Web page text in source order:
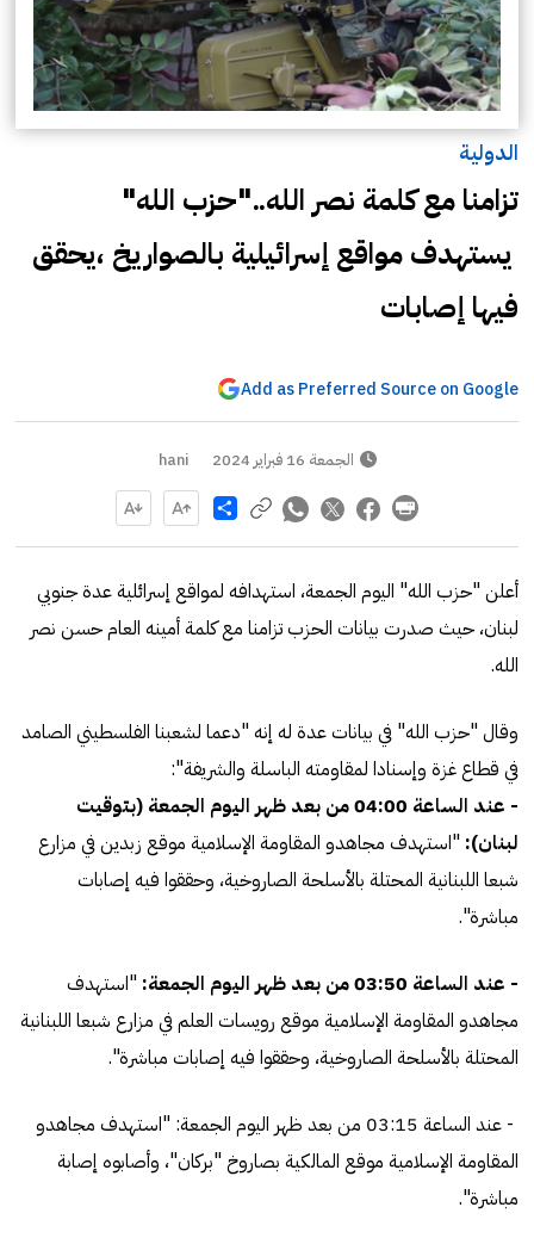
الدولية
تزامنا مع كلمة نصر الله.."حزب الله"
يستهدف مواقع إسرائيلية بالصواريخ ،يحقق
فيها إصابات
Add as Preferred Source on Google
الجمعة 16 فبراير 2024 hani
Share
أعلن "حزب الله" اليوم الجمعة، استهدافه لمواقع إسرائلية عدة جنوبي
لبنان، حيث صدرت بيانات الحزب تزامنا مع كلمة أمينه العام حسن نصر
الله.
وقال "حزب الله" في بيانات عدة له إنه "دعما لشعبنا الفلسطيني الصامد
في قطاع غزة وإسنادا لمقاومته الباسلة ‌‌‌‏والشريفة":
- عند الساعة 04:00 من بعد ظهر اليوم الجمعة (بتوقيت
لبنان): "استهدف ‌‌‏مجاهدو المقاومة الإسلامية ‏موقع ‏زبدين في مزارع
شبعا اللبنانية المحتلة بالأسلحة الصاروخية، وحققوا فيه إصابات
مباشرة". ‏
- عند الساعة 03:50 من بعد ظهر اليوم الجمعة:
"استهدف
‌‌‏مجاهدو المقاومة الإسلامية موقع ‏رويسات العلم في مزارع شبعا اللبنانية
المحتلة بالأسلحة الصاروخية، وحققوا فيه إصابات مباشرة". ‌‏
- عند الساعة 03:15 من بعد ظهر اليوم الجمعة: "استهدف ‌‌‏مجاهدو
المقاومة الإسلامية ‏موقع المالكية بصاروخ "بركان"، وأصابوه إصابة
مباشرة". ‏